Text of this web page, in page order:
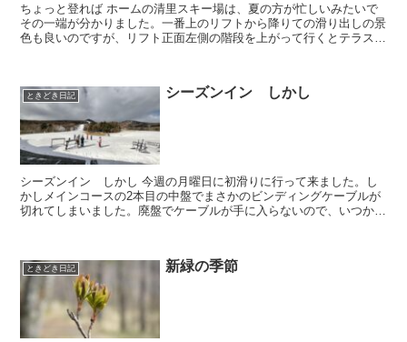
ちょっと登れば ホームの清里スキー場は、夏の方が忙しいみたいで
その一端が分かりました。一番上のリフトから降りての滑り出しの景
色も良いのですが、リフト正面左側の階段を上がって行くとテラスが
ときどき日記 シーズンイン しかし
シーズンイン しかし 今週の月曜日に初滑りに行って来ました。し
かしメインコースの2本目の中盤でまさかのビンディングケーブルが
切れてしまいました。廃盤でケーブルが手に入らないので、いつかは
ときどき日記 新緑の季節